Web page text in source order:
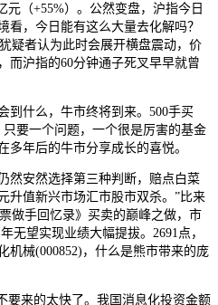
元（+55%）。公然变盘，沪指今日
，今日能有这么大量去化解吗？
疑者认为此时会展开横盘震动，价
而沪指的60分钟通子死叉早早就曾
什么，牛市终将到来。500手买
要一个问题，一个很是厉害的基金
年后的牛市分享成长的喜悦。
安然选择第三种判断，赔点白菜
升值新兴市场汇市股市双杀。”比来
做手回忆录》买卖的巅峰之做，市
无望实现业绩大幅提拔。2691点，
机械(000852)，什么是熊市带来的庞
来的太快了。我国消息化投资金额